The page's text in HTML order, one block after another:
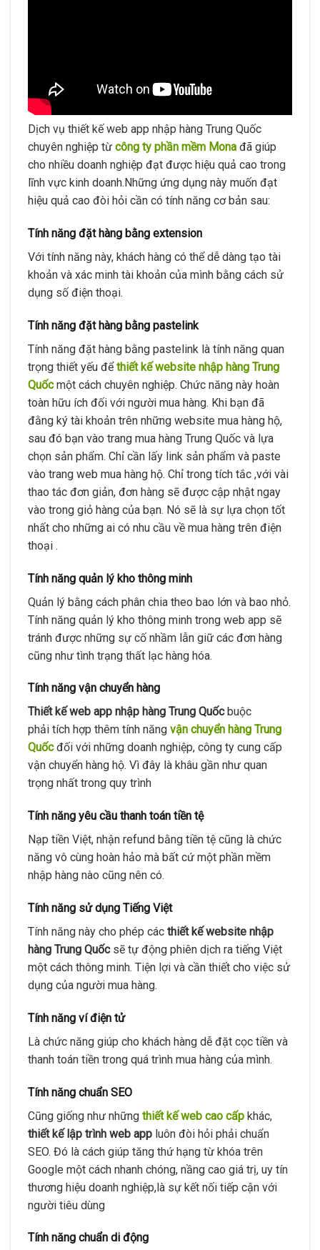
Dịch vụ thiết kế web app nhập hàng Trung Quốc
chuyên nghiệp từ công ty phần mềm Mona đã giúp
cho nhiều doanh nghiệp đạt được hiệu quả cao trong
lĩnh vực kinh doanh.Những ứng dụng này muốn đạt
hiệu quả cao đòi hỏi cần có tính năng cơ bản sau:
Tính năng đặt hàng bằng extension
Với tính năng này, khách hàng có thể dễ dàng tạo tài
khoản và xác minh tài khoản của mình bằng cách sử
dụng số điện thoại.
Tính năng đặt hàng bằng pastelink
Tính năng đặt hàng bằng pastelink là tính năng quan
trọng thiết yếu đểthiết kế website nhập hàng Trung
Quốcmột cách chuyên nghiệp. Chức năng này hoàn
toàn hữu ích đối với người mua hàng. Khi bạn đã
đằng ký tài khoản trên những website mua hàng hộ,
sau đó bạn vào trang mua hàng Trung Quốc và lựa
chọn sản phẩm. Chỉ cần lấy link sản phẩm và paste
vào trang web mua hàng hộ. Chỉ trong tích tắc ,với vài
thao tác đơn giản, đơn hàng sẽ được cập nhật ngay
vào trong giỏ hàng của bạn. Nó sẽ là sự lựa chọn tốt
nhất cho những ai có nhu cầu về mua hàng trên điện
thoại .
Tính năng quản lý kho thông minh
Quản lý bằng cách phân chia theo bao lớn và bao nhỏ.
Tính năng quản lý kho thông minh trong web app sẽ
tránh được những sự cố nhầm lẫn giữ các đơn hàng
cũng như tình trạng thất lạc hàng hóa.
Tính năng vận chuyển hàng
Thiết kế web app nhập hàng Trung Quốcbuộc
phải tích hợp thêm tính năng vận chuyển hàng Trung
Quốcđối với những doanh nghiệp, công ty cung cấp
vận chuyển hàng hộ. Vì đây là khâu gần như quan
trọng nhất trong quy trình
Tính năng yêu cầu thanh toán tiền tệ
Nạp tiền Việt, nhận refund bằng tiền tệ cũng là chức
năng vô cùng hoàn hảo mà bất cứ một phần mềm
nhập hàng nào cũng nên có.
Tính năng sử dụng Tiếng Việt
Tính năng này cho phép các thiết kế website nhập
hàng Trung Quốcsẽ tự động phiên dịch ra tiếng Việt
một cách thông minh. Tiện lợi và cần thiết cho việc sử
dụng của người mua hàng.
Tính năng ví điện tử
Là chức năng giúp cho khách hàng dễ đặt cọc tiền và
thanh toán tiền trong quá trình mua hàng của mình.
Tính năng chuẩn SEO
Cũng giống như những thiết kế web cao cấp khác,
thiết kế lập trình web app luôn đòi hỏi phải chuẩn
SEO. Đó là cách giúp tăng thứ hạng từ khóa trên
Google một cách nhanh chóng, nầng cao giá trị, uy tín
thương hiệu doanh nghiệp,là sự kết nối tiếp cận với
người tiêu dùng
Tính năng chuẩn di động